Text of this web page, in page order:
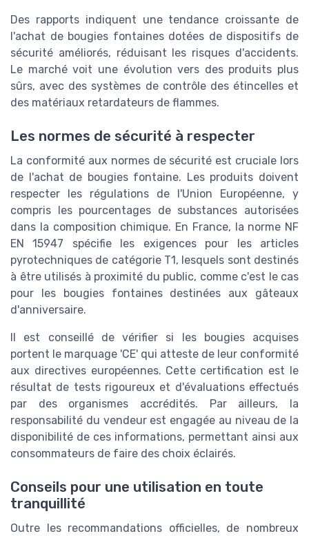
Des rapports indiquent une tendance croissante de
l'achat de bougies fontaines dotées de dispositifs de
sécurité améliorés, réduisant les risques d'accidents.
Le marché voit une évolution vers des produits plus
sûrs, avec des systèmes de contrôle des étincelles et
des matériaux retardateurs de flammes.
Les normes de sécurité à respecter
La conformité aux normes de sécurité est cruciale lors
de l'achat de bougies fontaine. Les produits doivent
respecter les régulations de l'Union Européenne, y
compris les pourcentages de substances autorisées
dans la composition chimique. En France, la norme NF
EN 15947 spécifie les exigences pour les articles
pyrotechniques de catégorie T1, lesquels sont destinés
à être utilisés à proximité du public, comme c'est le cas
pour les bougies fontaines destinées aux gâteaux
d'anniversaire.
Il est conseillé de vérifier si les bougies acquises
portent le marquage 'CE' qui atteste de leur conformité
aux directives européennes. Cette certification est le
résultat de tests rigoureux et d'évaluations effectués
par des organismes accrédités. Par ailleurs, la
responsabilité du vendeur est engagée au niveau de la
disponibilité de ces informations, permettant ainsi aux
consommateurs de faire des choix éclairés.
Conseils pour une utilisation en toute
tranquillité
Outre les recommandations officielles, de nombreux